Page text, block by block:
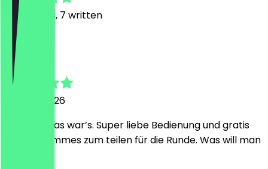
Reviews, 7 written
Oliver
26 April 2026
🩷 schön das war’s. Super liebe Bedienung und gratis
Knödel Pommes zum teilen für die Runde. Was will man